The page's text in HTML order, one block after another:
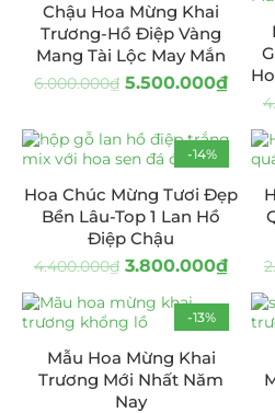
Chậu Hoa Mừng Khai
Trương-Hồ Điệp Vàng
Mang Tài Lộc May Mắn
6.000.000₫ 5.500.000₫
-14%
Hoa Chúc Mừng Tươi Đẹp
Bền Lâu-Top 1 Lan Hồ
Điệp Chậu
4.400.000₫ 3.800.000₫
-13%
Mẫu Hoa Mừng Khai
Trương Mới Nhất Năm
Nay